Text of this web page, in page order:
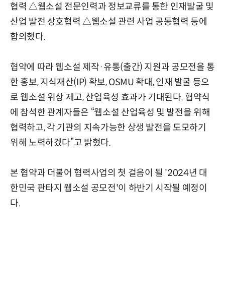
협력 △웹소설 전문인력과 정보교류를 통한 인재발굴 및
산업 발전 상호협력 △웹소설 관련 사업 공동협력 등에
합의했다.
협약에 따라 웹소설 제작·유통(출간) 지원과 공모전을 통
한 홍보, 지식재산(IP) 확보, OSMU 확대, 인재 발굴 등으
로 웹소설 위상 제고, 산업육성 효과가 기대된다. 협약식
에 참석한 관계자들은 “웹소설 산업육성 및 발전을 위해
협력하고, 각 기관의 지속가능한 상생 발전을 도모하기
위해 노력하겠다”고 밝혔다.
본 협약과 더불어 협력사업의 첫 걸음이 될 '2024년 대
한민국 판타지 웹소설 공모전'이 하반기 시작될 예정이
다.